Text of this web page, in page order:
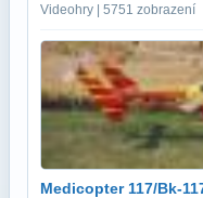
Videohry | 5751 zobrazení
Medicopter 117/Bk-